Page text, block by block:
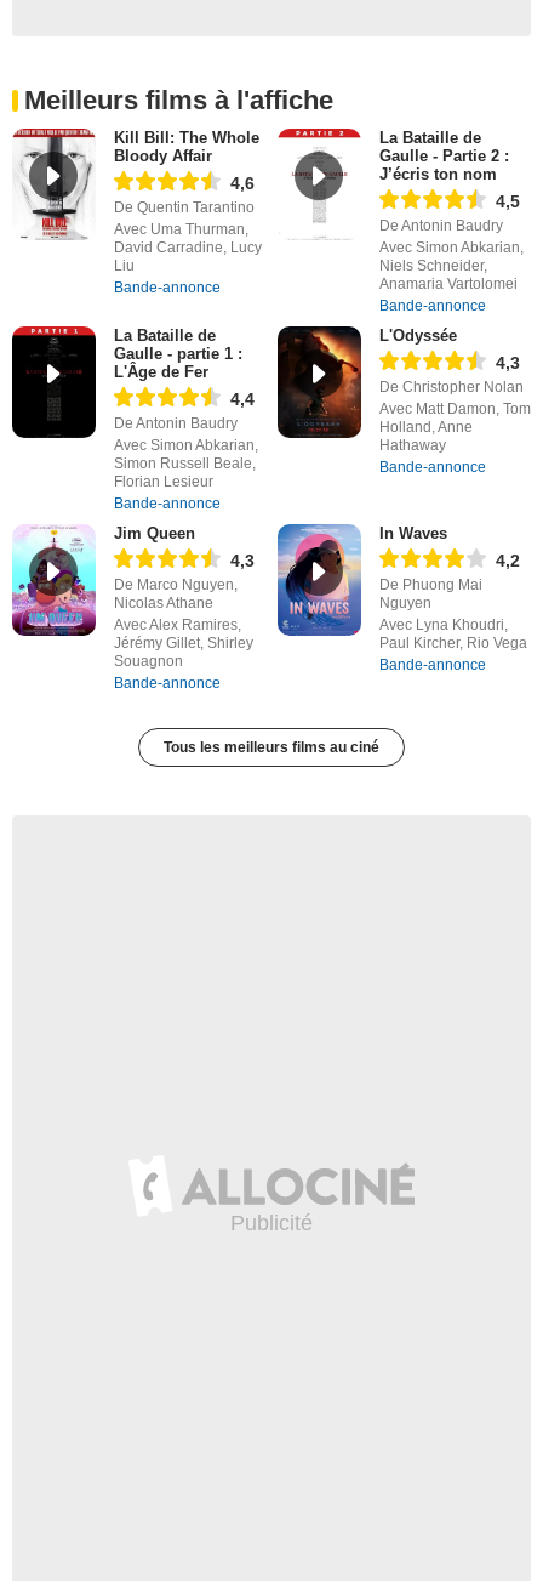
Meilleurs films à l'affiche
Kill Bill: The Whole
Bloody Affair
4,6
De Quentin Tarantino
Avec Uma Thurman,
David Carradine, Lucy
Liu
Bande-annonce
La Bataille de
Gaulle - Partie 2 :
J’écris ton nom
4,5
De Antonin Baudry
Avec Simon Abkarian,
Niels Schneider,
Anamaria Vartolomei
Bande-annonce
La Bataille de
Gaulle - partie 1 :
L'Âge de Fer
4,4
De Antonin Baudry
Avec Simon Abkarian,
Simon Russell Beale,
Florian Lesieur
Bande-annonce
L'Odyssée
4,3
De Christopher Nolan
Avec Matt Damon, Tom
Holland, Anne
Hathaway
Bande-annonce
Jim Queen
4,3
De Marco Nguyen,
Nicolas Athane
Avec Alex Ramires,
Jérémy Gillet, Shirley
Souagnon
Bande-annonce
In Waves
4,2
De Phuong Mai
Nguyen
Avec Lyna Khoudri,
Paul Kircher, Rio Vega
Bande-annonce
Tous les meilleurs films au ciné